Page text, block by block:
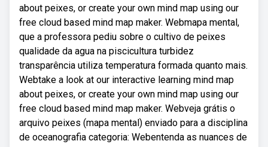
about peixes, or create your own mind map using our
free cloud based mind map maker. Webmapa mental,
que a professora pediu sobre o cultivo de peixes
qualidade da agua na piscicultura turbidez
transparência utiliza temperatura formada quanto mais.
Webtake a look at our interactive learning mind map
about peixes, or create your own mind map using our
free cloud based mind map maker. Webveja grátis o
arquivo peixes (mapa mental) enviado para a disciplina
de oceanografia categoria: Webentenda as nuances de